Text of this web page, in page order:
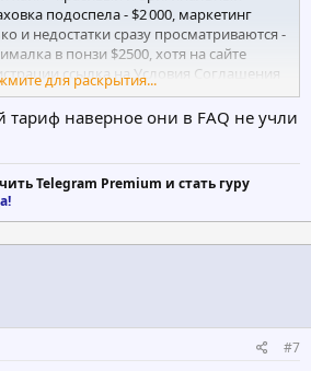
подоспела - $2 000, маркетинг
и недостатки сразу просматриваются -
в понзи $2500, хотя на сайте
ссылка на Условия Соглашения
ссылки на Белую Книгу и прочие
странице. С маркетингом тоже
английском языке пишут, то
варировать, в зависимости от
написано совсем другое. Таким
проект, начинаешь замечать, что
для раскрытия...
тариф наверное они в FAQ не учли
Telegram Premium и стать гуру
#7